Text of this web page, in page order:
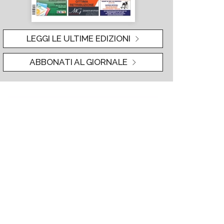
LEGGI LE ULTIME EDIZIONI
ABBONATI AL GIORNALE